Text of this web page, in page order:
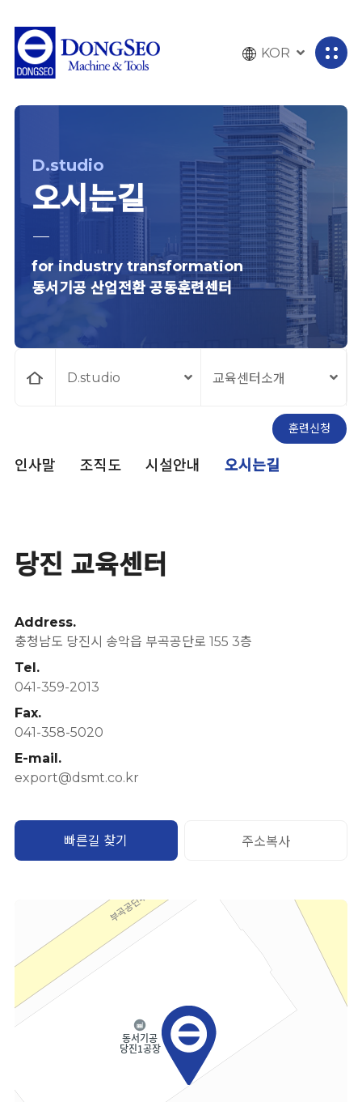
KOR
전
메
D.studio
오시는길
for industry transformation
동서기공 산업전환 공동훈련센터
훈련신청
홈 D.studio 교육센터소개
인사말 조직도 시설안내 오시는길
당진 교육센터
Address.
충청남도 당진시 송악읍 부곡공단로 155 3층
Tel.
041-359-2013
Fax.
041-358-5020
E-mail.
export@dsmt.co.kr
빠른길 찾기 주소복사